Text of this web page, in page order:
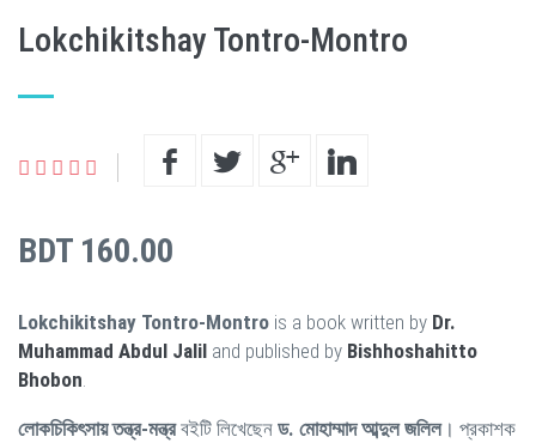
Lokchikitshay Tontro-Montro
BDT 160.00
Lokchikitshay Tontro-Montro is a book written by Dr.
Muhammad Abdul Jalil and published by Bishhoshahitto
Bhobon
লোকচিকিৎসায় তন্ত্র-মন্ত্রবইটি লিখেছেন ড. মোহাম্মাদ আব্দুল জলিল। প্রকাশক